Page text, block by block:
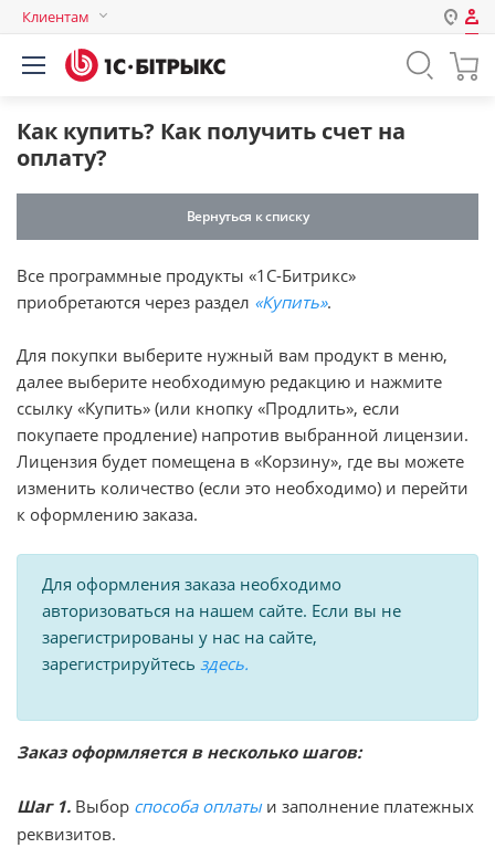
Клиентам
Авторизация
Запомнить меня на этом
Забыли свой пароль?
или войдите с помощью
Как купить? Как получить счет на
оплату?
Вернуться к списку
Все программные продукты «1С-Битрикс»
приобретаются через раздел «Купить».
Для покупки выберите нужный вам продукт в меню,
далее выберите необходимую редакцию и нажмите
ссылку «Купить» (или кнопку «Продлить», если
покупаете продление) напротив выбранной лицензии.
Лицензия будет помещена в «Корзину», где вы можете
изменить количество (если это необходимо) и перейти
к оформлению заказа.
Для оформления заказа необходимо
авторизоваться на нашем сайте. Если вы не
зарегистрированы у нас на сайте,
зарегистрируйтесь здесь.
Заказ оформляется в несколько шагов:
Шаг 1. Выбор способа оплатыи заполнение платежных
реквизитов.